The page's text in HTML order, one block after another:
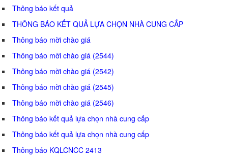
Thông báo kết quả
THÔNG BÁO KẾT QUẢ LỰA CHỌN NHÀ CUNG CẤP
Thông báo mời chào giá
Thông báo mời chào giá (2544)
Thông báo mời chào giá (2542)
Thông báo mời chào giá (2545)
Thông báo mời chào giá (2546)
Thông báo kết quả lựa chọn nhà cung cấp
Thông báo kết quả lựa chọn nhà cung cấp
Thông báo KQLCNCC 2413